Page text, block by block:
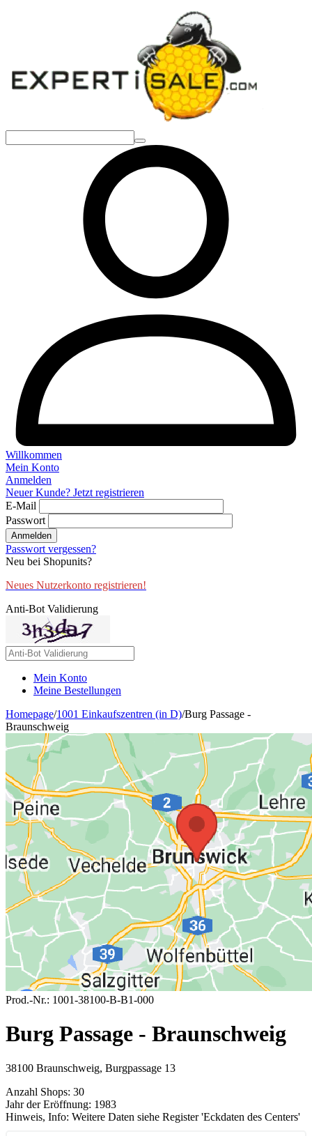
Willkommen
Mein Konto
Anmelden
Neuer Kunde? Jetzt registrieren
E-Mail
Passwort
Anmelden
Passwort vergessen?
Neu bei Shopunits?
Neues Nutzerkonto registrieren!
Anti-Bot Validierung
Mein Konto
Meine Bestellungen
Homepage/1001 Einkaufszentren (in D)/Burg Passage -
Braunschweig
Prod.-Nr.: 1001-38100-B-B1-000
Burg Passage - Braunschweig
38100 Braunschweig, Burgpassage 13
Anzahl Shops: 30
Jahr der Eröffnung: 1983
Hinweis, Info: Weitere Daten siehe Register 'Eckdaten des Centers'